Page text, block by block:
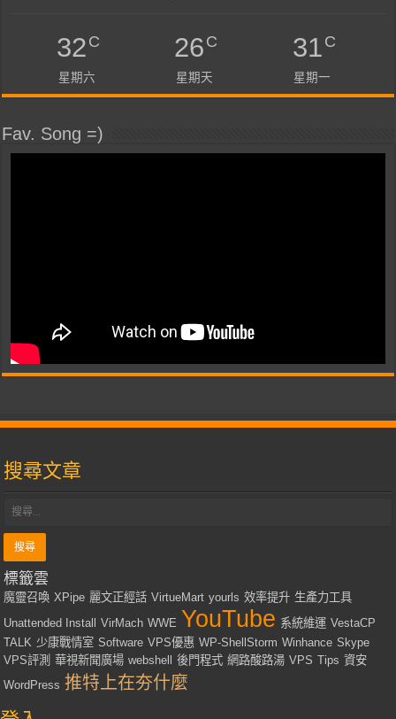
32C
星期六
26C
星期天
31C
星期一
Fav. Song =)
搜尋文章
標籤雲
魔靈召喚 XPipe 麗文正經話 VirtueMart yourls 效率提升 生產力工具
Unattended Install
VirMach WWE YouTube 系統維運 VestaCP
TALK 少康戰情室 Software VPS優惠 WP-ShellStorm Winhance Skype
VPS評測 華視新聞廣場 webshell 後門程式 網路酸路湯 VPS Tips 資安
WordPress 推特上在夯什麼